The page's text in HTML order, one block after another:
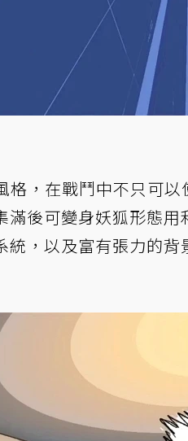
格，在戰鬥中不只可
滿後可變身妖狐形態
統，以及富有張力的